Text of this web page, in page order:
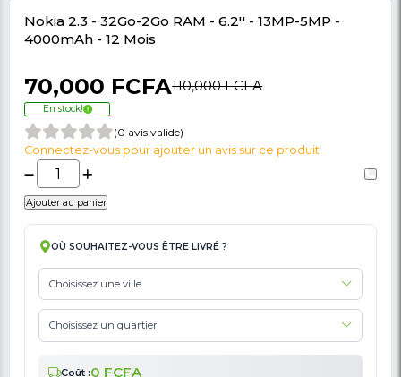
🚩 Signaler Des Informations Incorrectes Liées Au Produit
Nokia 2.3 - 32Go-2Go RAM - 6.2'' - 13MP-
4000mAh - 12 Mois
70,000 FCFA
(0 avis valide)
Connectez-vous pour ajouter un avis sur ce produit